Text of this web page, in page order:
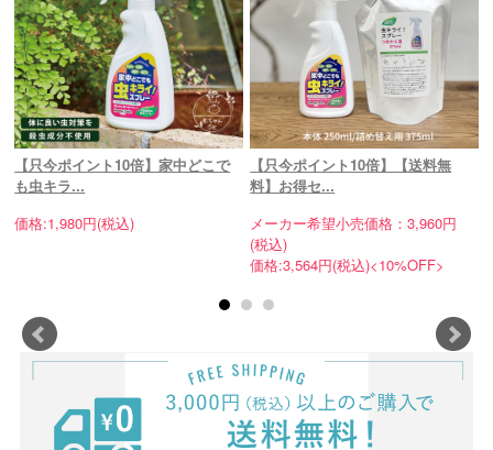
【只今ポイント10倍】家中どこで
も虫キラ...
価格:1,980円(税込)
【只今ポイント10倍】【送料無
料】お得セ...
メーカー希望小売価格：3,960円
(税込)
価格:3,564円(税込)<10%OFF>